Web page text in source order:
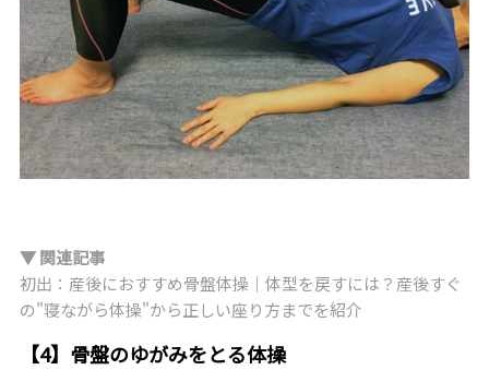
▼ 関連記事
初出：産後におすすめ骨盤体操｜体型を戻すには？産後すぐ
の"寝ながら体操"から正しい座り方までを紹介
【4】骨盤のゆがみをとる体操